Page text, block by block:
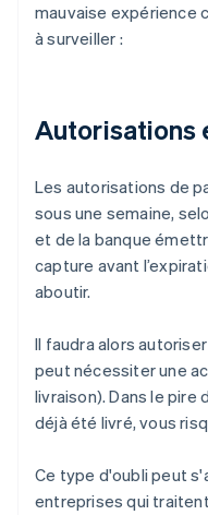
mauvaise expérience
à surveiller :
Autorisations
Les autorisations de
sous une semaine,
et de la banque
capture avant
aboutir.
Il faudra alors
peut nécessiter une
livraison). Dans le pire
déjà été livré, vous
Ce type d'oubli peut
entreprises qui